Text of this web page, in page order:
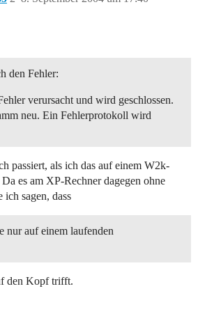
den Fehler:
verursacht und wird geschlossen.
neu. Ein Fehlerprotokoll wird
passiert, als ich das auf einem W2k-
es am XP-Rechner dagegen ohne
sagen, dass
nur auf einem laufenden
den Kopf trifft.